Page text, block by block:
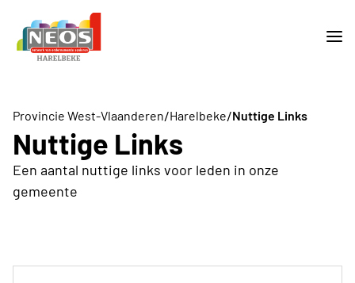
Provincie West-Vlaanderen/Harelbeke/Nuttige Links
Nuttige Links
Een aantal nuttige links voor leden in onze
gemeente